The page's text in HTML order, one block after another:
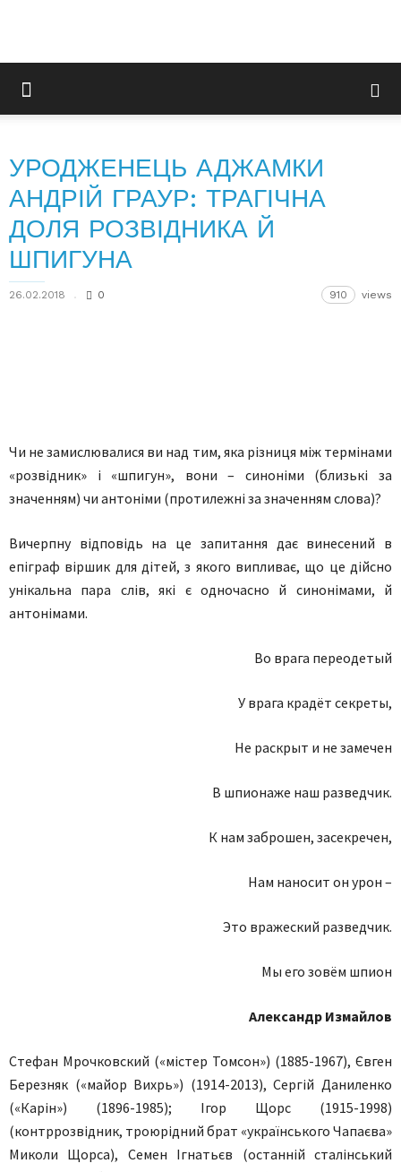
УРОДЖЕНЕЦЬ АДЖАМКИ
АНДРІЙ ГРАУР: ТРАГІЧНА
ДОЛЯ РОЗВІДНИКА Й
ШПИГУНА
26.02.2018 0 910 views
Чи не замислювалися ви над тим, яка різниця між термінами
«розвідник» і «шпигун», вони – синоніми (близькі за
значенням) чи антоніми (протилежні за значенням слова)?
Вичерпну відповідь на це запитання дає винесений в
епіграф віршик для дітей, з якого випливає, що це дійсно
унікальна пара слів, які є одночасно й синонімами, й
антонімами.
Во врага переодетый
У врага крадёт секреты,
Не раскрыт и не замечен
В шпионаже наш разведчик.
К нам заброшен, засекречен,
Нам наносит он урон –
Это вражеский разведчик.
Мы его зовём шпион
Александр Измайлов
Стефан Мрочковский («містер Томсон») (1885-1967), Євген
Березняк («майор Вихрь») (1914-2013), Сергій Даниленко
(«Карін») (1896-1985); Ігор Щорс (1915-1998)
(контррозвідник, троюрідний брат «українського Чапаєва»
Миколи Щорса), Семен Ігнатьєв (останній сталінський